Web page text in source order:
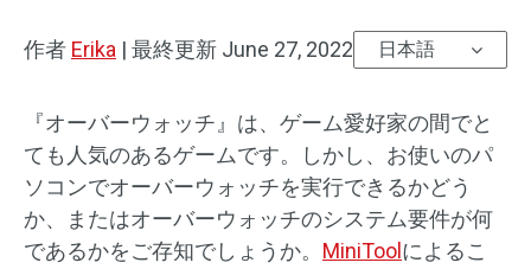
作者 Erika | 最終更新 June 27, 2022 日本語
『オーバーウォッチ』は、ゲーム愛好家の間でと
ても人気のあるゲームです。しかし、お使いのパ
ソコンでオーバーウォッチを実行できるかどう
か、またはオーバーウォッチのシステム要件が何
であるかをご存知でしょうか。 MiniTool によるこ